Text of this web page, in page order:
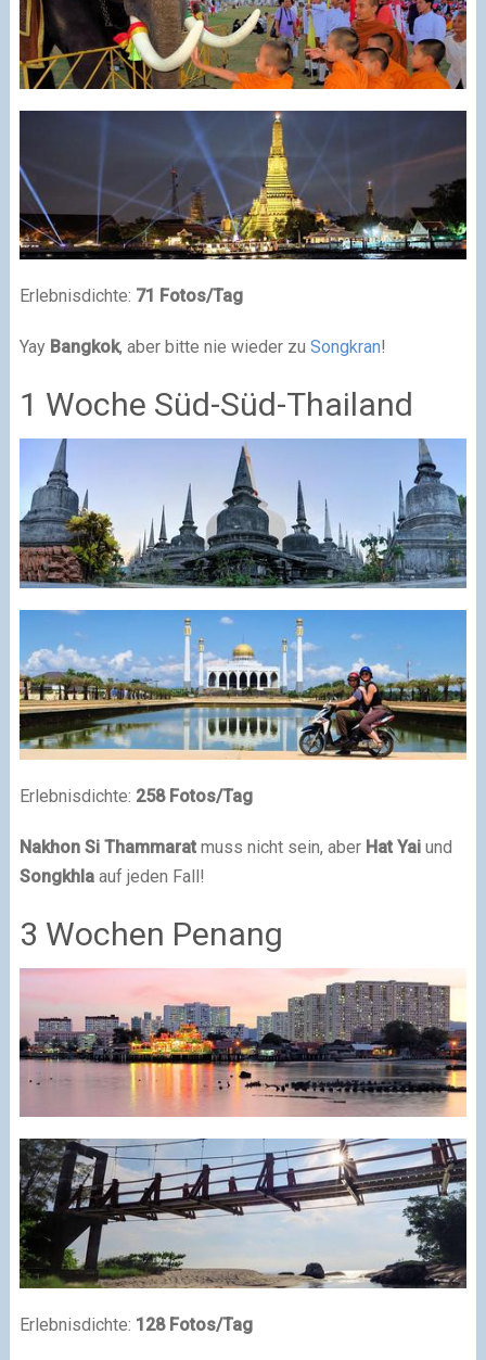
Erlebnisdichte: 71 Fotos/Tag
Yay Bangkok, aber bitte nie wieder zu Songkran!
1 Woche Süd-Süd-Thailand
Erlebnisdichte: 258 Fotos/Tag
Nakhon Si Thammaratmuss nicht sein, aber Hat Yaiund
Songkhla auf jeden Fall!
3 Wochen Penang
Erlebnisdichte: 128 Fotos/Tag